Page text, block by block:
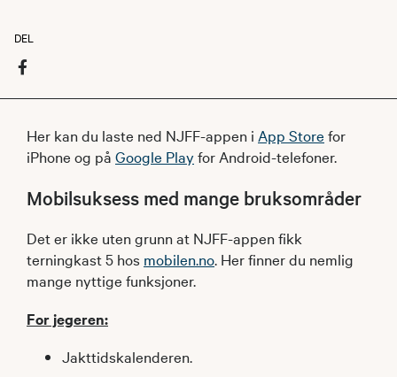
DEL
​​Her kan du laste ned NJFF-appen i App Store for
iPhone og på Google Playfor Android-telefoner.
Mobilsuksess med mange bruksområder​​
Det er ikke uten grunn at NJFF-appen fikk
terningkast 5 hos mobilen.no. Her finner du nemlig
mange nyttige funksjoner.
For jegeren:
Jakttidskalenderen.